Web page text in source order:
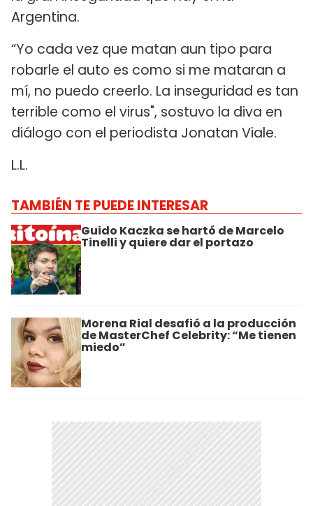
Argentina.
“Yo cada vez que matan aun tipo para
robarle el auto es como si me mataran a
mí, no puedo creerlo. La inseguridad es tan
terrible como el virus", sostuvo la diva en
diálogo con el periodista Jonatan Viale.
L.L.
TAMBIÉN TE PUEDE INTERESAR
Guido Kaczka se hartó de Marcelo
Tinelli y quiere dar el portazo
Morena Rial desafió a la producción
de MasterChef Celebrity: “Me tienen
miedo”